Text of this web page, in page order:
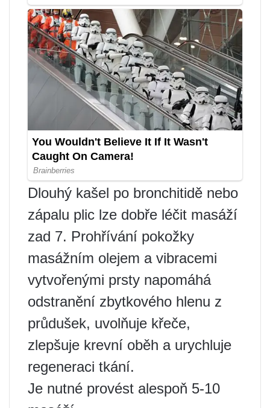
Dlouhý kašel po bronchitidě nebo
zápalu plic lze dobře léčit masáží
zad 7. Prohřívání pokožky
masážním olejem a vibracemi
vytvořenými prsty napomáhá
odstranění zbytkového hlenu z
průdušek, uvolňuje křeče,
zlepšuje krevní oběh a urychluje
regeneraci tkání.
Je nutné provést alespoň 5-10